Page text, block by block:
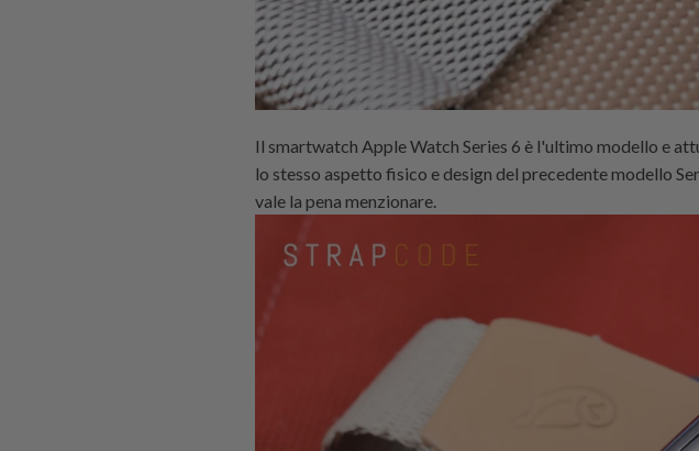
Il smartwatch Apple Watch Series 6 è l'ultimo modello e
lo stesso aspetto fisico e design del precedente modello
vale la pena menzionare.